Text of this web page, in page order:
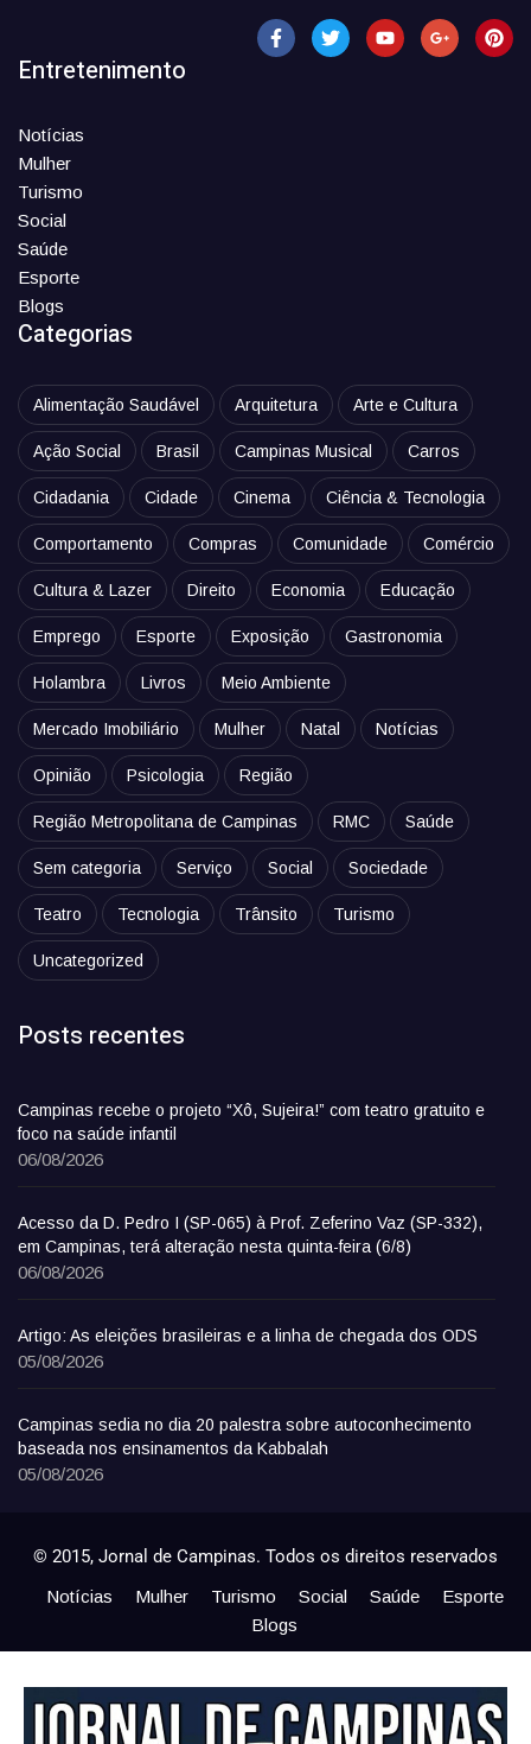
Entretenimento
Notícias
Mulher
Turismo
Social
Saúde
Esporte
Blogs
Categorias
Alimentação Saudável Arquitetura Arte e Cultura
Ação Social Brasil Campinas Musical Carros
Cidadania Cidade Cinema Ciência & Tecnologia
Comportamento Compras Comunidade Comércio
Cultura & Lazer Direito Economia Educação
Emprego Esporte Exposição Gastronomia
Holambra Livros Meio Ambiente
Mercado Imobiliário Mulher Natal Notícias
Opinião Psicologia Região
Região Metropolitana de Campinas RMC Saúde
Sem categoria Serviço Social Sociedade
Teatro Tecnologia Trânsito Turismo
Uncategorized
Posts recentes
Campinas recebe o projeto “Xô, Sujeira!” com teatro gratuito e
foco na saúde infantil
06/08/2026
Acesso da D. Pedro I (SP-065) à Prof. Zeferino Vaz (SP-332),
em Campinas, terá alteração nesta quinta-feira (6/8)
06/08/2026
Artigo: As eleições brasileiras e a linha de chegada dos ODS
05/08/2026
Campinas sedia no dia 20 palestra sobre autoconhecimento
baseada nos ensinamentos da Kabbalah
05/08/2026
© 2015, Jornal de Campinas. Todos os direitos reservados
Notícias Mulher Turismo Social Saúde
Esporte
Blogs